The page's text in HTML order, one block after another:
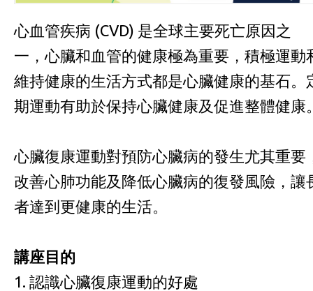
心血管疾病 (CVD) 是全球主要死亡原因之
一，心臟和血管的健康極為重要，積極運動
維持健康的生活方式都是心臟健康的基石。
期運動有助於保持心臟健康及促進整體健康
心臟復康運動對預防心臟病的發生尤其重要
改善心肺功能及降低心臟病的復發風險，讓
者達到更健康的生活。
講座目的
1. 認識心臟復康運動的好處